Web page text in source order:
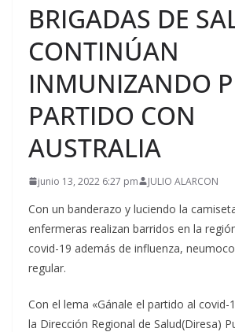
BRIGADAS DE
CONTINÚAN
INMUNIZANDO
PARTIDO CON
AUSTRALIA
junio 13, 2022 6:27 pm JULIO ALARCON
Con un banderazo y luciendo la
enfermeras realizan barridos en la
covid-19 además de influenza,
regular.
Con el lema «Gánale el partido al covid-
la Dirección Regional de Salud(Diresa)